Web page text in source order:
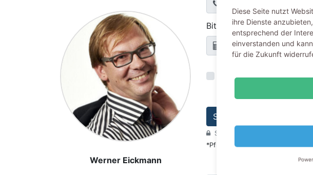
Werner Eickmann
Bitte beantworten Sie
Ich habe die
Senden
Sicher mit SSL-Verschlüsselung.
*Pflichtfelder
Diese Seite nutzt
ihre Dienste
entsprechend der
einverstanden und
für die Zukunft